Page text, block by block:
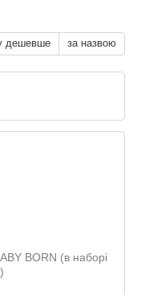
дешевше за назвою